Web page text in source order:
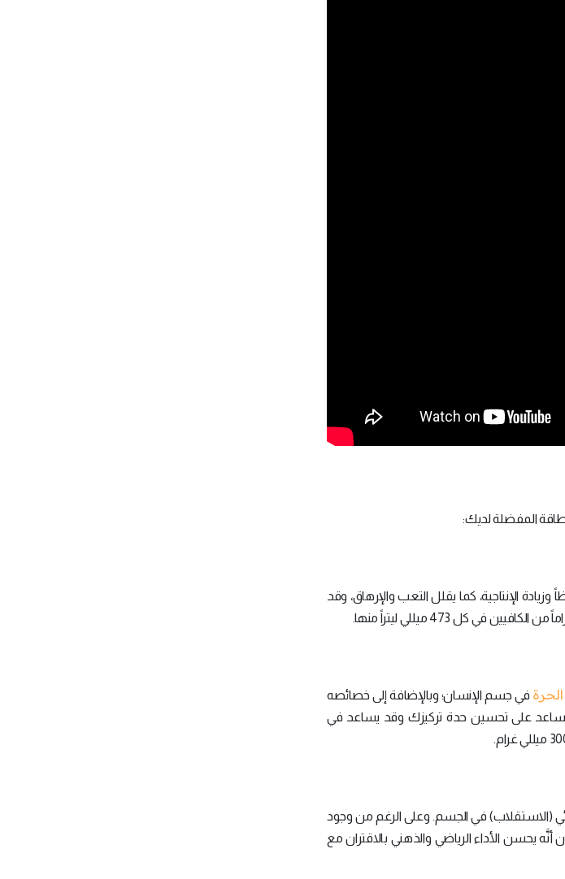
المفضلة لديك:
الإنتاجية، كما يقلل التعب والإرهاق، وقد
في جسم الإنسان؛ وبالإضافة إلى خصائصه
يساعد على تحسين حدة تركيزك وقد يساعد في
(الاستقلاب) في الجسم. وعلى الرغم من وجود
يحسن الأداء الرياضي والذهني بالاقتران مع